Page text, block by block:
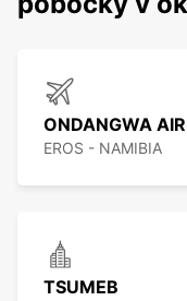
ONDANGWA
EROS - NAMIBIA
TSUMEB